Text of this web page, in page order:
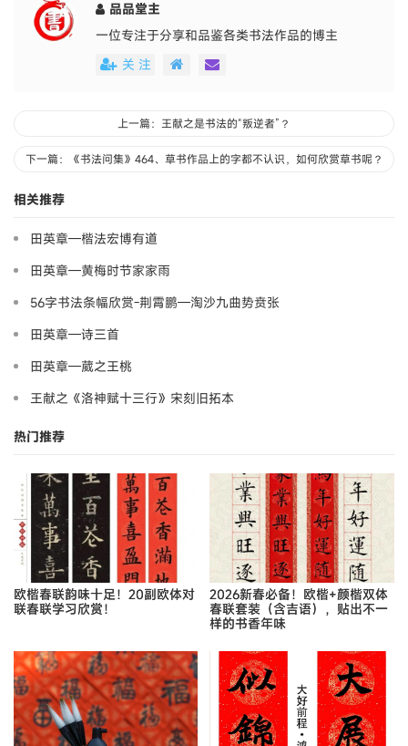
品品堂主
一位专注于分享和品鉴各类书法作品的博主
关 注
上一篇：王献之是书法的“叛逆者”？
下一篇：《书法问集》464、草书作品上的字都不认识，如何欣赏草书呢？
相关推荐
田英章—楷法宏博有道
田英章—黄梅时节家家雨
56字书法条幅欣赏-荆霄鹏—淘沙九曲势贲张
田英章—诗三首
田英章—葳之王桃
王献之《洛神赋十三行》宋刻旧拓本
热门推荐
欧楷春联韵味十足！20副欧体对
联春联学习欣赏！
2026新春必备！欧楷+颜楷双体
春联套装（含吉语），贴出不一
样的书香年味